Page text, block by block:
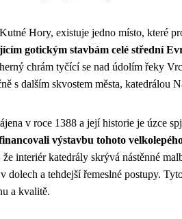
Hory, existuje jedno místo, které
gotickým stavbám celé střední
chrám tyčící se nad údolím řeky
s dalším skvostem města, katedrálou
v roce 1388 a její historie je úzce
výstavbu tohoto
interiér katedrály skrývá nástěnné
dolech a tehdejší řemeslné postupy.
a kvalitě.